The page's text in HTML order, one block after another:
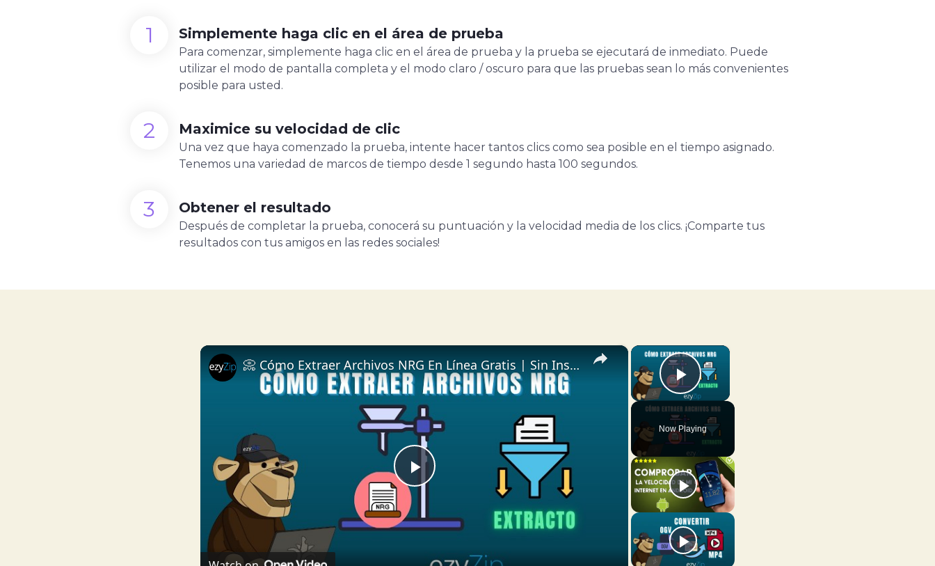
Simplemente haga clic en el área de prueba
Para comenzar, simplemente haga clic en el área de prueba y la prueba se ejecutará de inmediato. Puede
utilizar el modo de pantalla completa y el modo claro / oscuro para que las pruebas sean lo más convenientes
posible para usted.
Maximice su velocidad de clic
Una vez que haya comenzado la prueba, intente hacer tantos clics como sea posible en el tiempo asignado.
Tenemos una variedad de marcos de tiempo desde 1 segundo hasta 100 segundos.
Obtener el resultado
Después de completar la prueba, conocerá su puntuación y la velocidad media de los clics. ¡Comparte tus
resultados con tus amigos en las redes sociales!
×
Play Video
Now Playing
×
Play
Video
📀 Cómo Extraer Archivos NRG En Línea Gratis | Sin Instalación de Software